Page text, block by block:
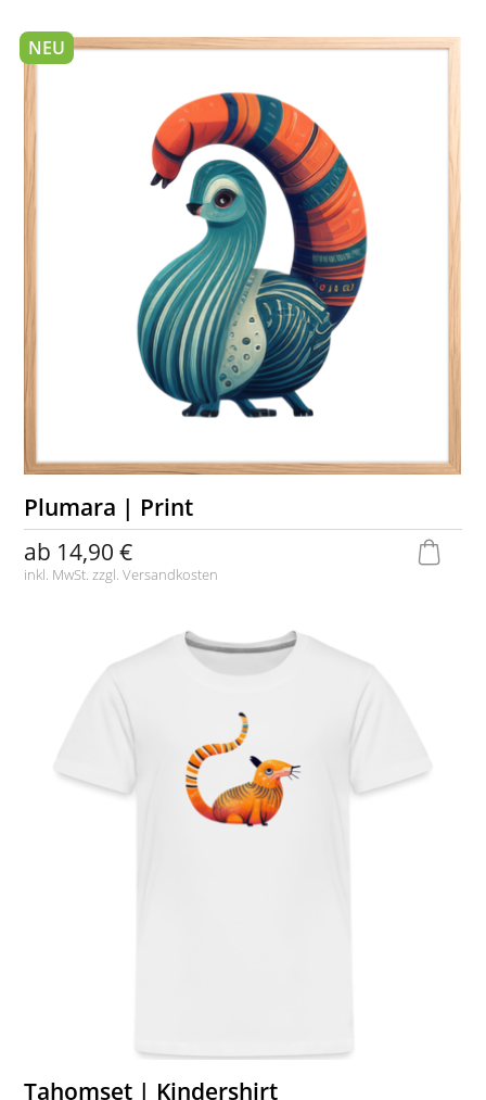
Plumara | Print
ab 14,90 €
inkl. MwSt. zzgl.Versandkosten
NEU
Tahomset | Kindershirt